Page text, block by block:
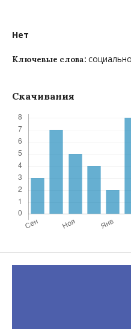
Нет
Ключевые слова:
Скачивания